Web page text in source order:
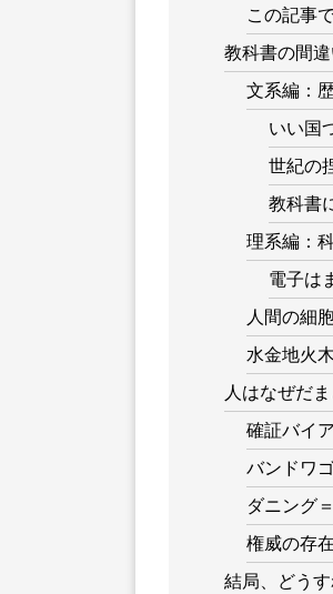
この記事
教科書の間
文系編：
いい国
世紀の
教科書
理系編：
電子は
人間の細
水金地火
人はなぜだ
確証バイ
バンドワ
ダニング
権威の存在
結局、どう